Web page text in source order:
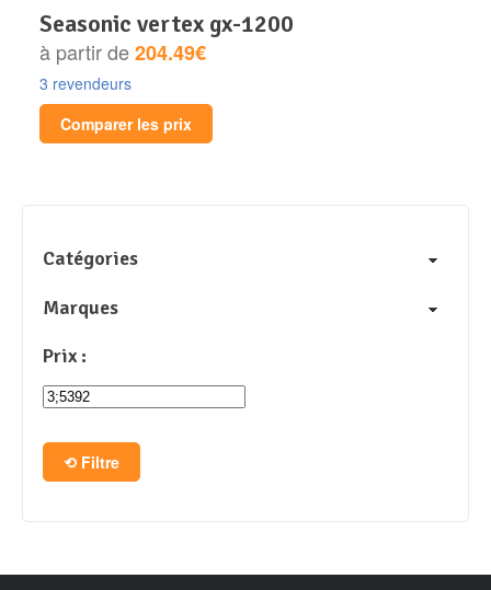
seasonic vertex gx-1200
à partir de204.49€
3 revendeurs
Comparer les prix
Catégories
Marques
Prix :
Filtre